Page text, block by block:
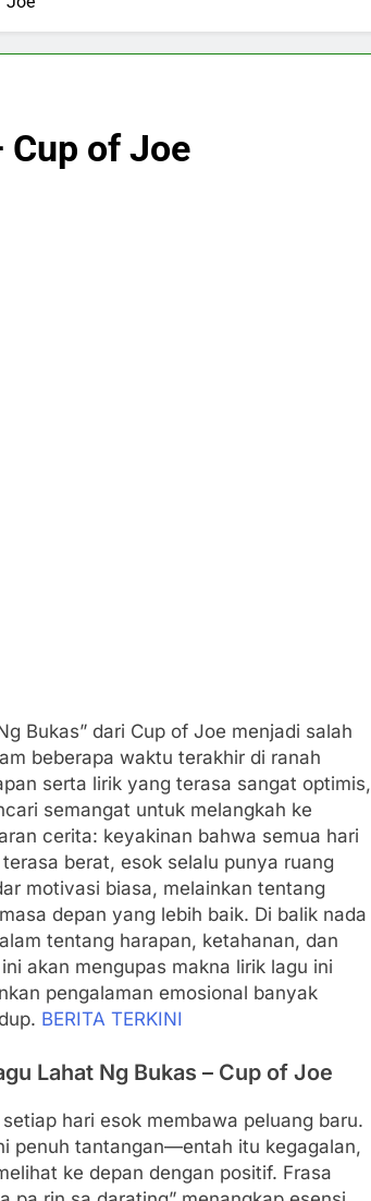
Cup of Joe
Bukas” dari Cup of Joe menjadi salah
beberapa waktu terakhir di ranah
serta lirik yang terasa sangat optimis,
semangat untuk melangkah ke
cerita: keyakinan bahwa semua hari
berat, esok selalu punya ruang
motivasi biasa, melainkan tentang
depan yang lebih baik. Di balik nada
tentang harapan, ketahanan, dan
akan mengupas makna lirik lagu ini
pengalaman emosional banyak
BERITA TERKINI
Lahat Ng Bukas – Cup of Joe
hari esok membawa peluang baru.
penuh tantangan—entah itu kegagalan,
ke depan dengan positif. Frasa